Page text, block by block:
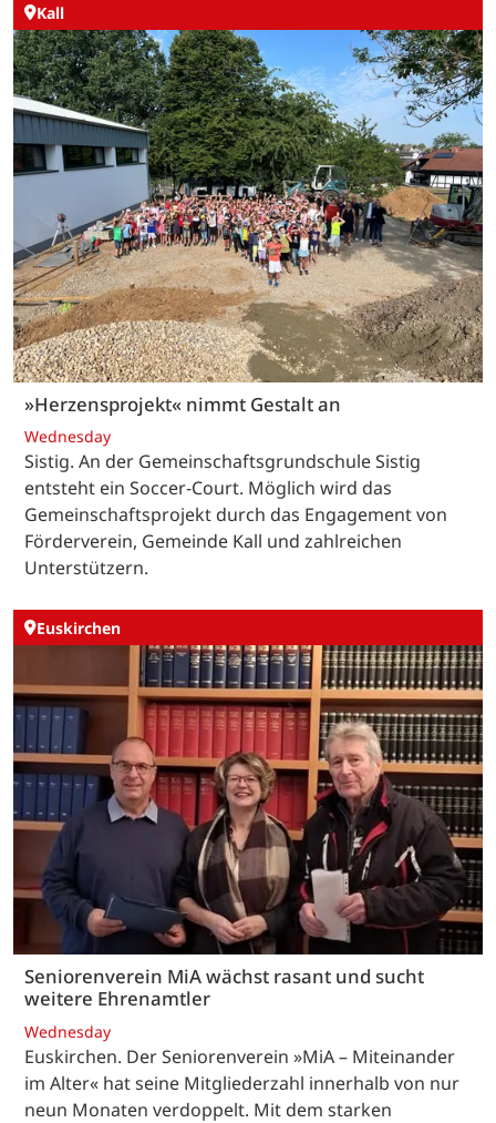
Kall
»Herzensprojekt« nimmt Gestalt an
Wednesday
Sistig. An der Gemeinschaftsgrundschule Sistig
entsteht ein Soccer-Court. Möglich wird das
Gemeinschaftsprojekt durch das Engagement von
Förderverein, Gemeinde Kall und zahlreichen
Unterstützern.
Euskirchen
Seniorenverein MiA wächst rasant und sucht
weitere Ehrenamtler
Wednesday
Euskirchen. Der Seniorenverein »MiA – Miteinander
im Alter« hat seine Mitgliederzahl innerhalb von nur
neun Monaten verdoppelt. Mit dem starken